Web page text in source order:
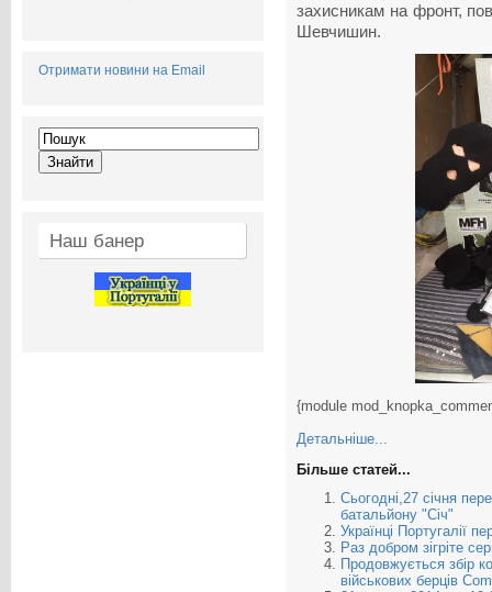
Отримати новини на Email
Наш банер
захисникам на фронт,
Шевчишин.
{module
Детальніше...
Більше статей...
Сьогодні,27 січня
батальйону "Січ"
Українці Португалії
Раз добром зігріте
Продовжується збір
військових берців